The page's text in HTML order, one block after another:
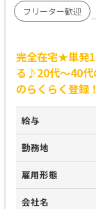
フリーター歓迎
完全在宅★単発1
る♪20代～40代
のらくらく登録
給与
勤務地
雇用形態
会社名